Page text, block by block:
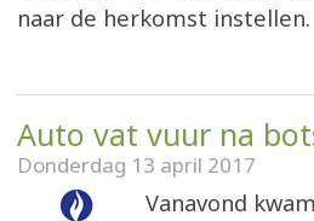
naar de herkomst instellen.
Auto vat vuur na
Donderdag 13 april 2017
Vanavond